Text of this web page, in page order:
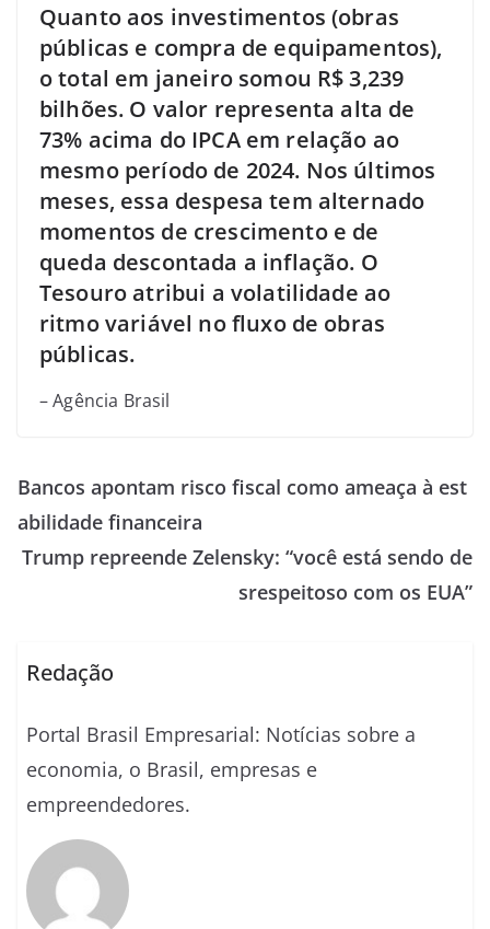
Quanto aos investimentos (obras
públicas e compra de equipamentos),
o total em janeiro somou R$ 3,239
bilhões. O valor representa alta de
73% acima do IPCA em relação ao
mesmo período de 2024. Nos últimos
meses, essa despesa tem alternado
momentos de crescimento e de
queda descontada a inflação. O
Tesouro atribui a volatilidade ao
ritmo variável no fluxo de obras
públicas.
– Agência Brasil
Bancos apontam risco fiscal como ameaça à est
abilidade financeira
Trump repreende Zelensky: “você está sendo de
srespeitoso com os EUA”
Redação
Portal Brasil Empresarial: Notícias sobre a
economia, o Brasil, empresas e
empreendedores.